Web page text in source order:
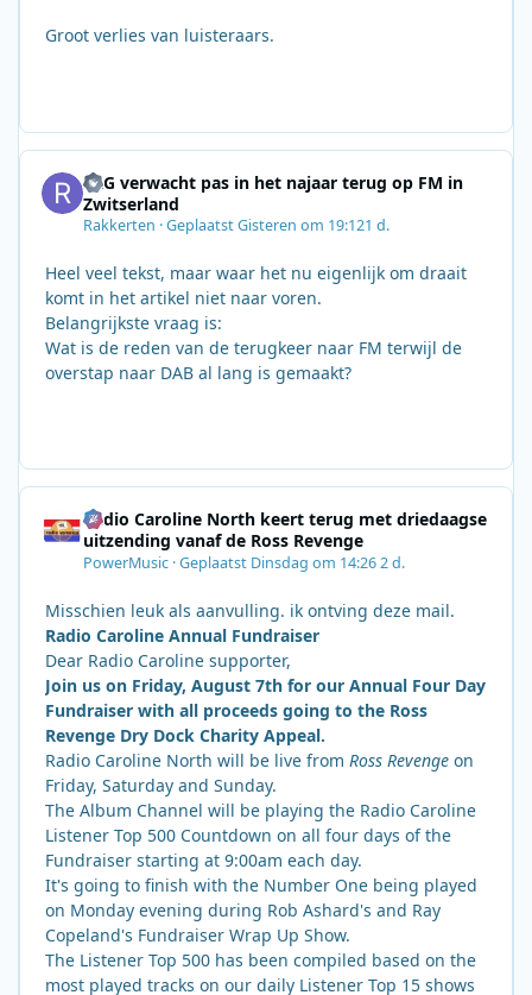
Groot verlies van luisteraars.
SRG verwacht pas in het najaar terug op FM in
Zwitserland
Rakkerten ·GeplaatstGisteren om 19:121 d.
Heel veel tekst, maar waar het nu eigenlijk om draait
komt in het artikel niet naar voren.
Belangrijkste vraag is:
Wat is de reden van de terugkeer naar FM terwijl de
overstap naar DAB al lang is gemaakt?
Radio Caroline North keert terug met driedaagse
uitzending vanaf de Ross Revenge
PowerMusic ·Geplaatst Dinsdag om 14:262 d.
Misschien leuk als aanvulling. ik ontving deze mail.
Radio Caroline Annual Fundraiser
Dear Radio Caroline supporter,
Join us on Friday, August 7th for our Annual Four Day
Fundraiser with all proceeds going to the Ross
Revenge Dry Dock Charity Appeal.
Radio Caroline North will be live from Ross Revenge on
Friday, Saturday and Sunday.
The Album Channel will be playing the Radio Caroline
Listener Top 500 Countdown on all four days of the
Fundraiser starting at 9:00am each day.
It's going to finish with the Number One being played
on Monday evening during Rob Ashard's and Ray
Copeland's Fundraiser Wrap Up Show.
The Listener Top 500 has been compiled based on the
most played tracks on our daily Listener Top 15 shows